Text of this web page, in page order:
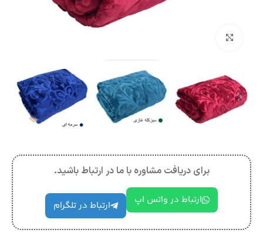
برای دریافت مشاوره با ما در ارتباط باشید.
ارتباط در واتس اپ ارتباط در تلگرام